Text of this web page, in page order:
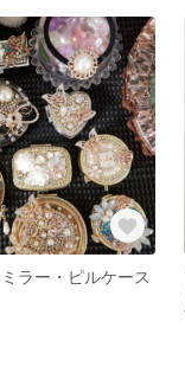
ラー・ピルケース